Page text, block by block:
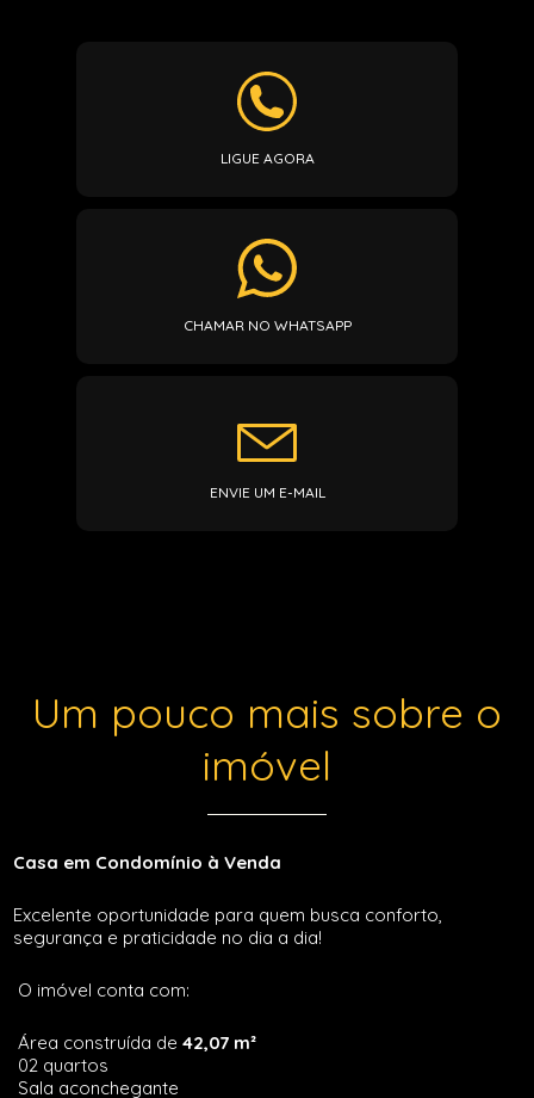
LIGUE AGORA
CHAMAR NO WHATSAPP
ENVIE UM E-MAIL
Um pouco mais sobre o
imóvel
Casa em Condomínio à Venda
Excelente oportunidade para quem busca conforto,
segurança e praticidade no dia a dia!
O imóvel conta com:
Área construída de42,07 m²
02 quartos
Sala aconchegante